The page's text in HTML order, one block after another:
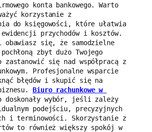
konta bankowego. Warto
korzystanie z
do księgowości, które ułatwia
ewidencji przychodów i kosztów.
się, że samodzielne
zbyt dużo Twojego
zastanowić się nad współpracą z
Profesjonalne wsparcie
błędów i skupić się na
Biuro rachunkowe w
doskonały wybór, jeśli zależy
podejściu, precyzyjnych
i terminowości. Skorzystanie z
to również większy spokój w